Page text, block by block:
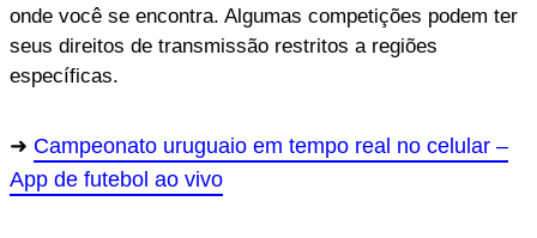
onde você se encontra. Algumas competições podem ter
seus direitos de transmissão restritos a regiões
específicas.
Campeonato uruguaio em tempo real no celular –
App de futebol ao vivo